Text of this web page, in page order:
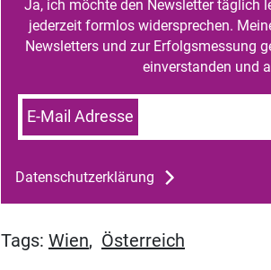
Ja, ich möchte den Newsletter täglich
jederzeit formlos widersprechen.
Newsletters und zur Erfolgsmessung
einverstanden und
E-Mail Adresse
Datenschutzerklärung
Tags: Wien, Österreich